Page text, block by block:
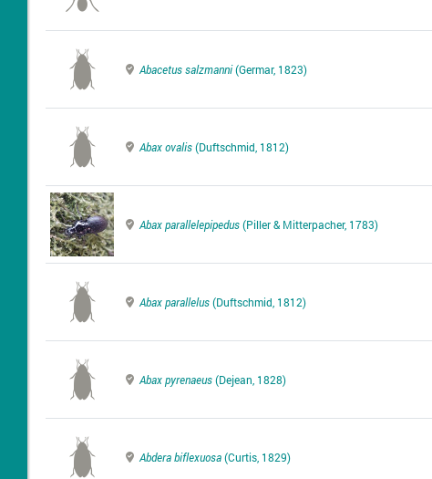
Abacetus salzmanni(Germar, 1823)
Abax ovalis(Duftschmid, 1812)
Abax parallelepipedus(Piller & Mitterpacher, 1783)
Abax parallelus(Duftschmid, 1812)
Abax pyrenaeus(Dejean, 1828)
Abdera biflexuosa(Curtis, 1829)